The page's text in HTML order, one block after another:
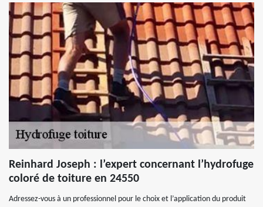
Reinhard Joseph : l’expert concernant l’hydrofuge
coloré de toiture en 24550
Adressez-vous à un professionnel pour le choix et l’application du produit